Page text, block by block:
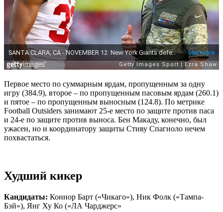
Первое место по суммарным ярдам, пропущенным за одну
игру (384.9), второе – по пропущенным пасовым ярдам (260.1)
и пятое – по пропущенным выносным (124.8). По метрике
Football Outsiders занимают 25-е место по защите против паса
и 24-е по защите против выноса. Бен Макаду, конечно, был
ужасен, но и координатору защиты Стиву Спагноло нечем
похвастаться.
Худший кикер
Кандидаты: Коннор Барт («Чикаго»), Ник Фолк («Тампа-
Бэй»), Янг Ху Ко («ЛА Чарджерс»